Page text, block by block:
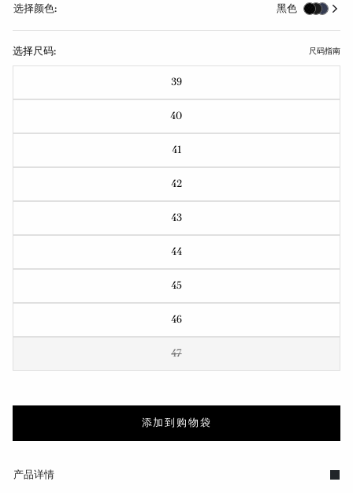
选择颜色: 黑色
选择尺码: 尺码指南
39
40
41
42
43
44
45
46
47
添加到购物袋
产品详情